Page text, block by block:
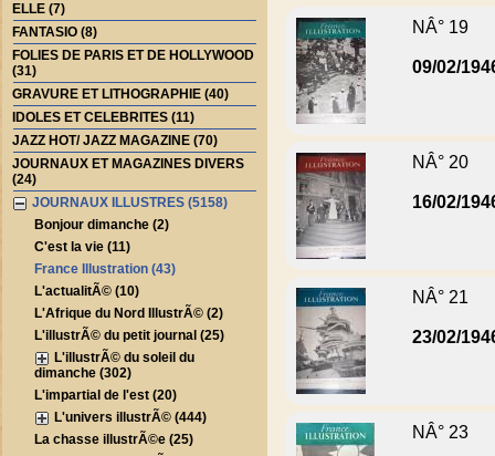
ELLE (7)
FANTASIO (8)
FOLIES DE PARIS ET DE HOLLYWOOD
(31)
GRAVURE ET LITHOGRAPHIE (40)
IDOLES ET CELEBRITES (11)
JAZZ HOT/ JAZZ MAGAZINE (70)
JOURNAUX ET MAGAZINES DIVERS
(24)
JOURNAUX ILLUSTRES (5158)
Bonjour dimanche (2)
C'est la vie (11)
France Illustration (43)
L'actualitÃ© (10)
L'Afrique du Nord IllustrÃ© (2)
L'illustrÃ© du petit journal (25)
L'illustrÃ© du soleil du
dimanche (302)
L'impartial de l'est (20)
L'univers illustrÃ© (444)
La chasse illustrÃ©e (25)
NÂ° 19
09/02/
NÂ° 20
16/02/
NÂ° 21
23/02/
NÂ° 23